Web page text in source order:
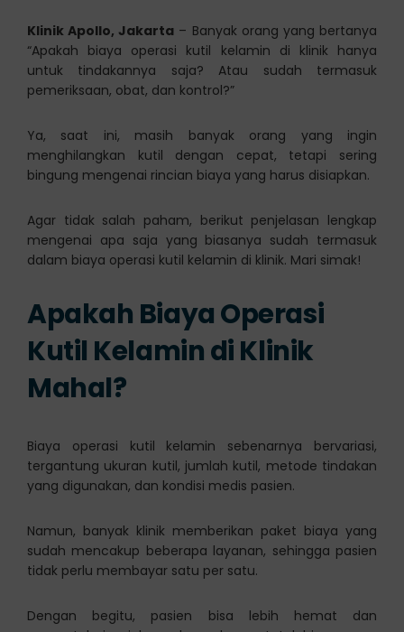
Klinik Apollo, Jakarta – Banyak orang yang bertanya
“Apakah biaya operasi kutil kelamin di klinik hanya
untuk tindakannya saja? Atau sudah termasuk
pemeriksaan, obat, dan kontrol?”
Ya, saat ini, masih banyak orang yang ingin
menghilangkan kutil dengan cepat, tetapi sering
bingung mengenai rincian biaya yang harus disiapkan.
Agar tidak salah paham, berikut penjelasan lengkap
mengenai apa saja yang biasanya sudah termasuk
dalam biaya operasi kutil kelamin di klinik. Mari simak!
Apakah Biaya Operasi
Kutil Kelamin di Klinik
Mahal?
Biaya operasi kutil kelamin sebenarnya bervariasi,
tergantung ukuran kutil, jumlah kutil, metode tindakan
yang digunakan, dan kondisi medis pasien.
Namun, banyak klinik memberikan paket biaya yang
sudah mencakup beberapa layanan, sehingga pasien
tidak perlu membayar satu per satu.
Dengan begitu, pasien bisa lebih hemat dan